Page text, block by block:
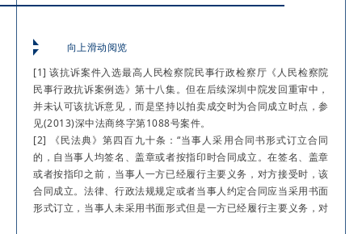
向上滑动阅览
[1] 该抗诉案件入选最高人民检察院民事行政检察厅《人民检察院
民事行政抗诉案例选》第十八集。但在后续深圳中院发回重审中，
并未认可该抗诉意见，而是坚持以拍卖成交时为合同成立时点，参
见(2013)深中法商终字第1088号案件。
[2] 《民法典》第四百九十条：“当事人采用合同书形式订立合同
的，自当事人均签名、盖章或者按指印时合同成立。在签名、盖章
或者按指印之前，当事人一方已经履行主要义务，对方接受时，该
合同成立。法律、行政法规规定或者当事人约定合同应当采用书面
形式订立，当事人未采用书面形式但是一方已经履行主要义务，对